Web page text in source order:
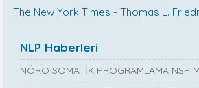
The New York Times - Thomas L.
NLP Haberleri
NÖRO SOMATİK PROGRAMLAMA NSP